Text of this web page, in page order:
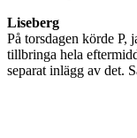
Liseberg
På torsdagen körde
tillbringa hela
separat inlägg av det.